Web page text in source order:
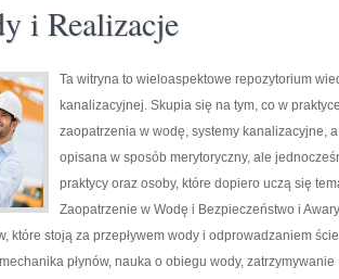
i Realizacje
Ta witryna to wieloaspektowe repozytorium
kanalizacyjnej. Skupia się na tym, co w
zaopatrzenia w wodę, systemy kanalizacyjne,
opisana w sposób merytoryczny, ale
praktycy oraz osoby, które dopiero uczą się
Zaopatrzenie w Wodę i Bezpieczeństwo i
które stoją za przepływem wody i odprowadzaniem
płynów, nauka o obiegu wody, zatrzymywanie